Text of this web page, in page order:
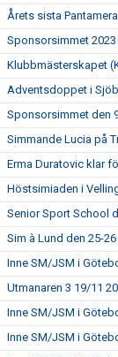
Årets sista
Sponsorsimmet 2023
Klubbmästerskapet
Adventsdoppet i
Sponsorsimmet den
Simmande Lucia på
Erma Duratovic klar
Höstsimiaden i
Senior Sport School
Sim à Lund den 25-
Inne SM/JSM i
Utmanaren 3 19/11
Inne SM/JSM i
Inne SM/JSM i